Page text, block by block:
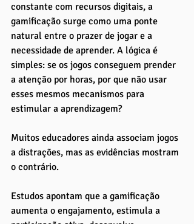
constante com recursos digitais, a
gamificação surge como uma ponte
natural entre o prazer de jogar e a
necessidade de aprender. A lógica é
simples: se os jogos conseguem prender
a atenção por horas, por que não usar
esses mesmos mecanismos para
estimular a aprendizagem?
Muitos educadores ainda associam jogos
a distrações, mas as evidências mostram
o contrário.
Estudos apontam que a gamificação
aumenta o engajamento, estimula a